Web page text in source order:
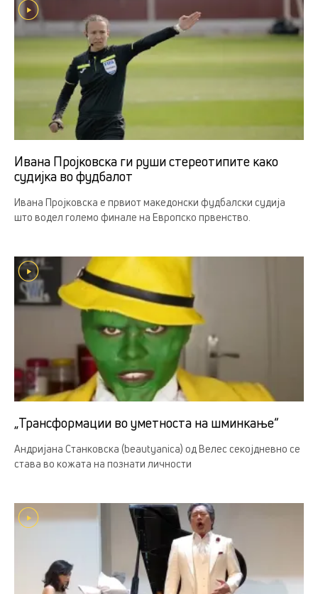
Ивана Пројковска ги руши стереотипите како
судијка во фудбалот
Ивана Пројковска е првиот македонски фудбалски судија
што водел големо финале на Европско првенство.
„Трансформации во уметноста на шминкање“
Андријана Станковска (beautyanica) од Велес секојдневно се
става во кожата на познати личности